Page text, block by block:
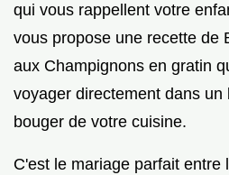
qui vous rappellent votre
vous propose une recette de
aux Champignons en gratin
voyager directement dans
bouger de votre cuisine.
C'est le mariage parfait entre